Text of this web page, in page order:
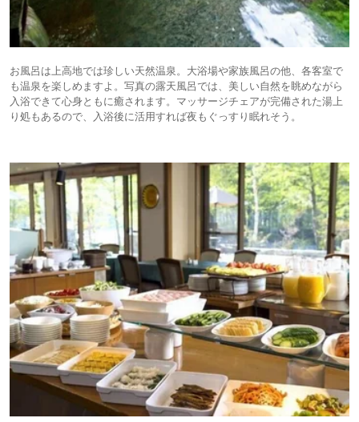
お風呂は上高地では珍しい天然温泉。大浴場や家族風呂の他、各客室で
も温泉を楽しめますよ。写真の露天風呂では、美しい自然を眺めながら
入浴できて心身ともに癒されます。マッサージチェアが完備された湯上
り処もあるので、入浴後に活用すれば夜もぐっすり眠れそう。